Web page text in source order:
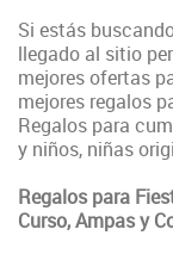
Si estás
llegado al sitio
mejores ofertas
mejores regalos
Regalos para
y niños, niñas
Regalos para
Curso, Ampas y